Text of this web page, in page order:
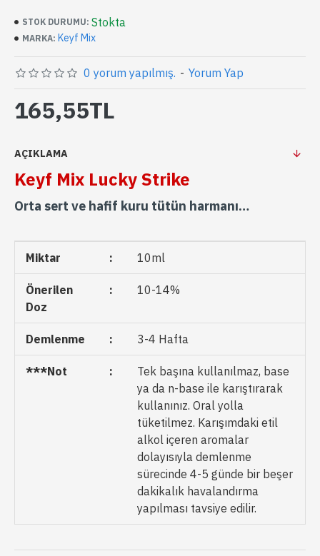
STOK DURUMU: Stokta
MARKA: Keyf Mix
0 yorum yapılmış. - Yorum Yap
165,55TL
AÇIKLAMA
Keyf Mix Lucky Strike
Orta sert ve hafif kuru tütün harmanı…
Miktar : 10ml
Önerilen
Doz
: 10-14%
Demlenme : 3-4 Hafta
***Not :
Tek başına kullanılmaz, base
ya da n-base ile karıştırarak
kullanınız. Oral yolla
tüketilmez. Karışımdaki etil
alkol içeren aromalar
dolayısıyla demlenme
sürecinde 4-5 günde bir beşer
dakikalık havalandırma
yapılması tavsiye edilir.